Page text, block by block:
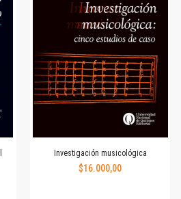
Investigación musicológica
$16.000,00